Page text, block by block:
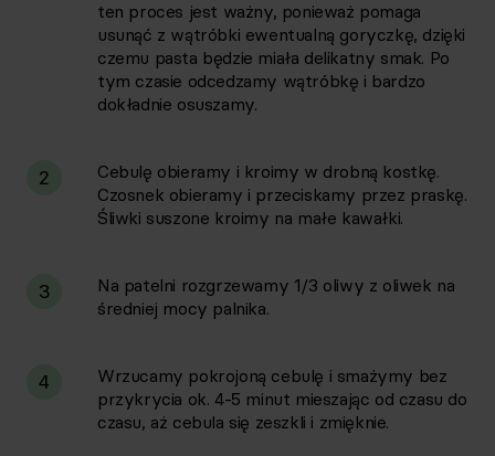
ten proces jest ważny, ponieważ pomaga
usunąć z wątróbki ewentualną goryczkę, dzięki
czemu pasta będzie miała delikatny smak. Po
tym czasie odcedzamy wątróbkę i bardzo
dokładnie osuszamy.
2
Cebulę obieramy i kroimy w drobną kostkę.
Czosnek obieramy i przeciskamy przez praskę.
Śliwki suszone kroimy na małe kawałki.
3
Na patelni rozgrzewamy 1/3 oliwy z oliwek na
średniej mocy palnika.
4
Wrzucamy pokrojoną cebulę i smażymy bez
przykrycia ok. 4-5 minut mieszając od czasu do
czasu, aż cebula się zeszkli i zmięknie.